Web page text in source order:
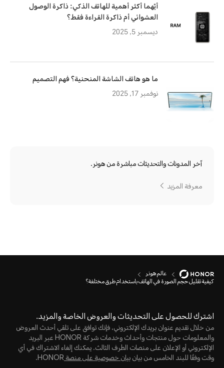
أيّهما أكثر أهمية للهاتف الذكي: ذاكرة الوصول
العشوائي أم ذاكرة القراءة فقط؟
ديسمبر 5, 2025
ما هو هاتف الشاشة المنحنية؟ فهم التصميم
نوفمبر 17, 2025
آخر المدونات والتحديثات مباشرة من هونر.
معرفة المزيد
عالم هونر
كيفية تقليل حجم الصورة في الهاتف باستخدام طرق مختلفة؟
اشترك للحصول على التحديثات والعروض الخاصة والمزيد.
من خلال تقديم عنوان بريدك الإلكتروني، فإنك توافق على تلقي أحدث العروض
والمعلومات حول منتجات وأحداث وخدمات شركة HONOR عبر البريد
الإلكتروني أو الإعلان على منصات الطرف الثالث. يمكنك إلغاء الاشتراك في أي
وقت وفقًا للبند الخامس من بيانبيان خصوصية على منصةHONOR.